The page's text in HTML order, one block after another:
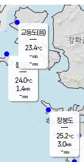
볼음도
24.0℃
1.4m/s
-mm
장봉도
25.2℃
3.0m/s
-mm
교동도(음)
23.4℃
-m/s
-mm